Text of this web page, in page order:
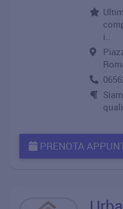
i..
PRENOTA